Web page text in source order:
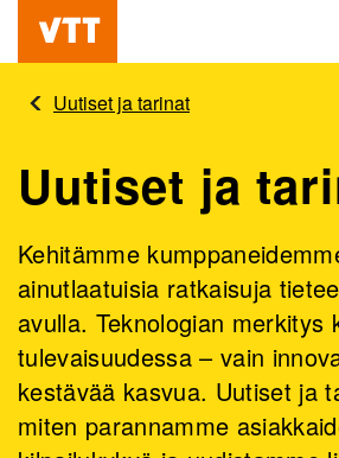
Hyppää
pääsisältöön
Beyond
obviousUutiset ja tarinat
Uutiset ja
Kehitämme
ainutlaatuisia ratkaisuja
avulla. Teknologian merkitys
tulevaisuudessa – vain
kestävää kasvua. Uutiset ja
miten parannamme